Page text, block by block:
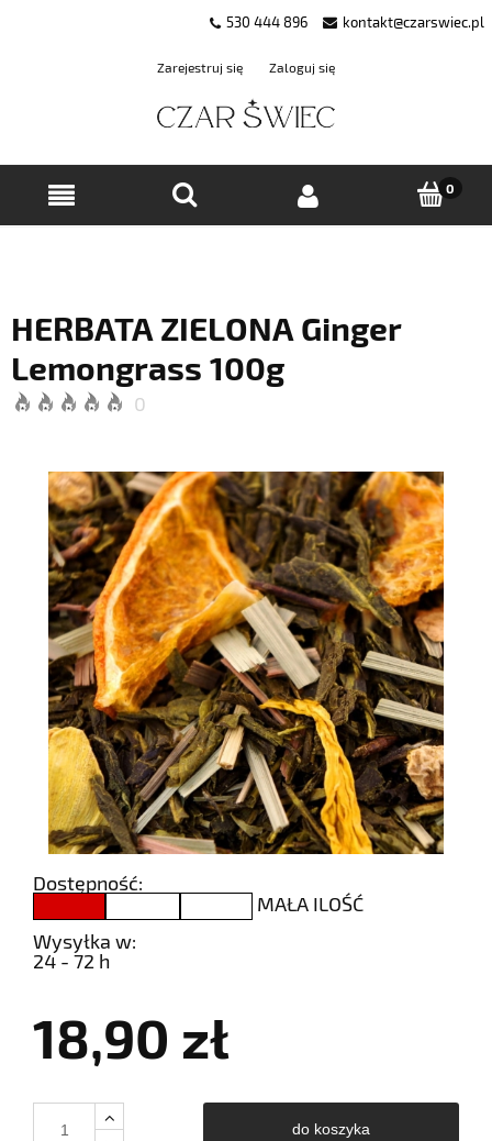
530 444 896 kontakt@czarswiec.pl
Zarejestruj się Zaloguj się
HERBATA ZIELONA Ginger
Lemongrass 100g
0
Dostępność:
MAŁA ILOŚĆ
Wysyłka w:
24 - 72 h
18,90 zł
do koszyka